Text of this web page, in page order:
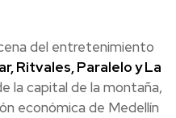
del entretenimiento
Ritvales, Paralelo y La
la capital de la montaña,
económica de Medellín